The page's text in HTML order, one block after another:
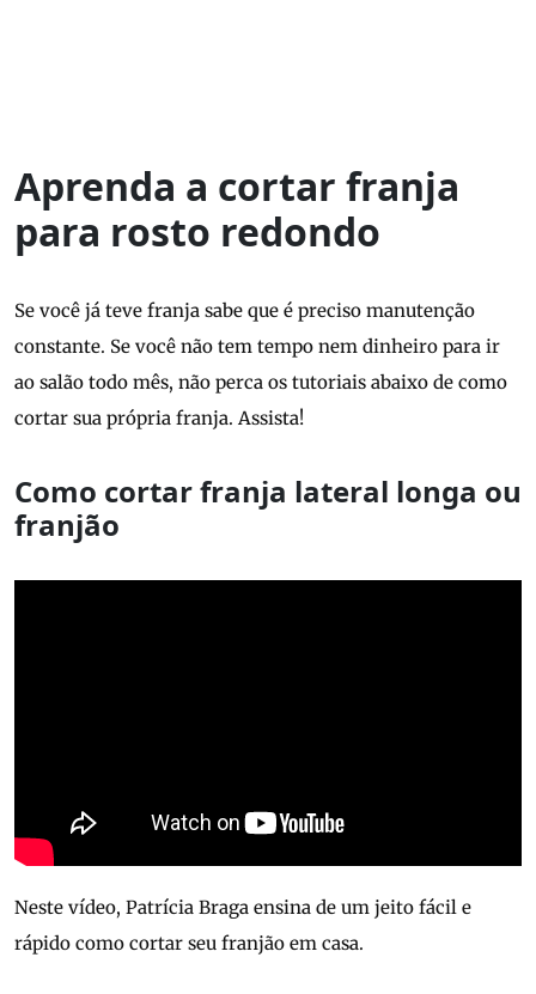
Aprenda a cortar franja
para rosto redondo
Se você já teve franja sabe que é preciso manutenção
constante. Se você não tem tempo nem dinheiro para ir
ao salão todo mês, não perca os tutoriais abaixo de como
cortar sua própria franja. Assista!
Como cortar franja lateral longa ou
franjão
Neste vídeo, Patrícia Braga ensina de um jeito fácil e
rápido como cortar seu franjão em casa.